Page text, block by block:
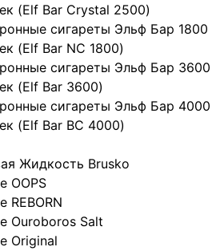
(Elf Bar Crystal 2500)
сигареты Эльф Бар 1800
(Elf Bar NC 1800)
сигареты Эльф Бар 3600
(Elf Bar 3600)
сигареты Эльф Бар 4000
(Elf Bar BC 4000)
Жидкость Brusko
OOPS
REBORN
Ouroboros Salt
Original